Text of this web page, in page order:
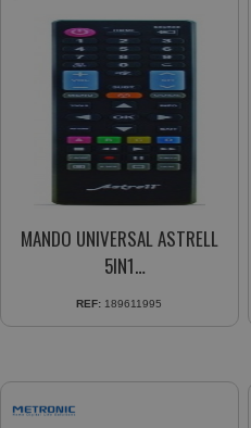
MANDO UNIVERSAL ASTRELL
5IN1
REF: 189611995